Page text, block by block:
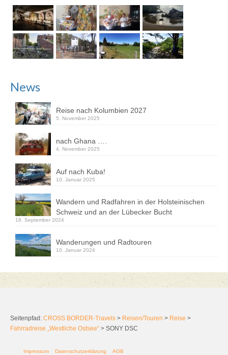
News
Reise nach Kolumbien 2027
5. November 2025
nach Ghana ….
4. November 2025
Auf nach Kuba!
10. Januar 2025
Wandern und Radfahren in der Holsteinischen
Schweiz und an der Lübecker Bucht
16. September 2024
Wanderungen und Radtouren
10. Januar 2024
Seitenpfad: CROSS BORDER-Travels > Reisen/Touren > Reise >
Fahrradreise „Westliche Ostsee“ > SONY DSC
Impressum Datenschutzerklärung AGB